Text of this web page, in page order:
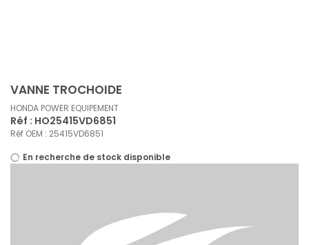
VANNE TROCHOIDE
HONDA POWER EQUIPEMENT
Réf : HO25415VD6851
Réf OEM : 25415VD6851
En recherche de stock disponible